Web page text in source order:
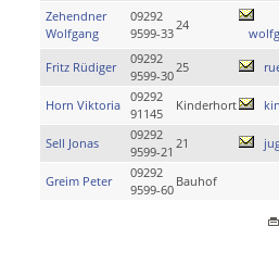
Zehendner
Wolfgang
09292
9599-33
24
Fritz Rüdiger
09292
9599-30
25
Horn Viktoria
09292
91145
Kinderhort
Sell Jonas
09292
9599-21
21
Greim Peter
09292
9599-60
Bauhof